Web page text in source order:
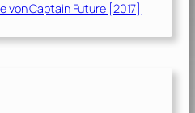
von Captain Future [2017]